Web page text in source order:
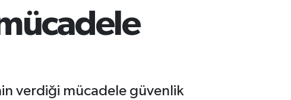
verdiği mücadele güvenlik